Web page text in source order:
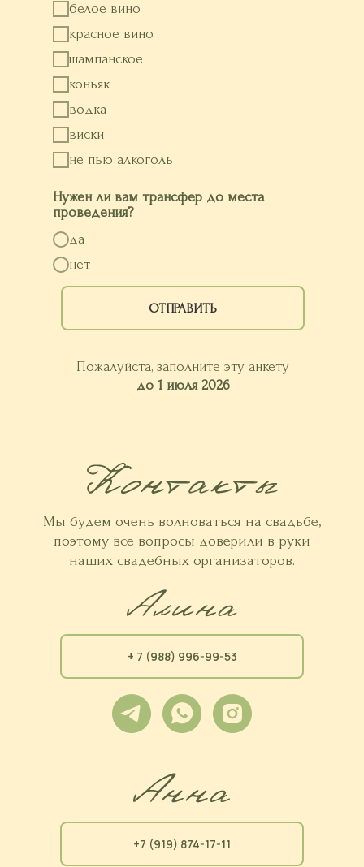
Пожалуйста, заполните эту анкету
до 1 июля 2026
белое вино
красное вино
шампанское
коньяк
водка
виски
не пью алкоголь
Нужен ли вам трансфер до места
проведения?
да
нет
ОТПРАВИТЬ
Мы будем очень волноваться на свадьбе,
поэтому все вопросы доверили в руки
наших свадебных организаторов.
+ 7 (988) 996-99-53
+7 (919) 874-17-11